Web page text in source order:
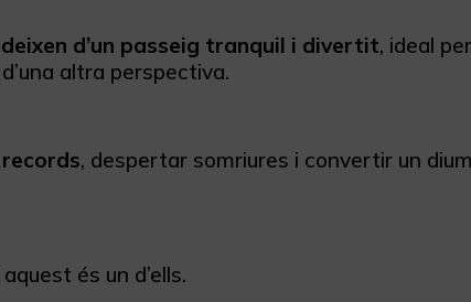
d’un passeig tranquil i divertit, ideal
altra perspectiva.
, despertar somriures i convertir un
és un d’ells.